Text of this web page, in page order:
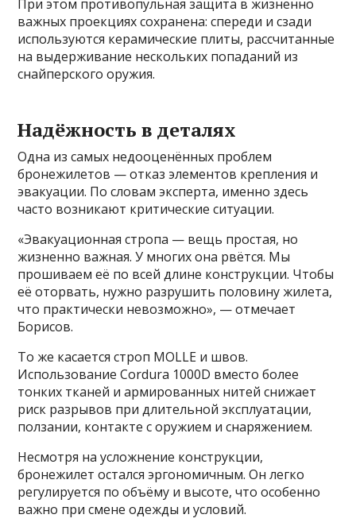
При этом противопульная защита в жизненно
важных проекциях сохранена: спереди и сзади
используются керамические плиты, рассчитанные
на выдерживание нескольких попаданий из
снайперского оружия.
Надёжность в деталях
Одна из самых недооценённых проблем
бронежилетов — отказ элементов крепления и
эвакуации. По словам эксперта, именно здесь
часто возникают критические ситуации.
«Эвакуационная стропа — вещь простая, но
жизненно важная. У многих она рвётся. Мы
прошиваем её по всей длине конструкции. Чтобы
её оторвать, нужно разрушить половину жилета,
что практически невозможно», — отмечает
Борисов.
То же касается строп MOLLE и швов.
Использование Cordura 1000D вместо более
тонких тканей и армированных нитей снижает
риск разрывов при длительной эксплуатации,
ползании, контакте с оружием и снаряжением.
Несмотря на усложнение конструкции,
бронежилет остался эргономичным. Он легко
регулируется по объёму и высоте, что особенно
важно при смене одежды и условий.